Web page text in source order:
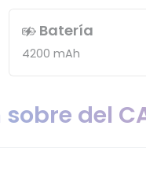
Batería
4200 mAh
del